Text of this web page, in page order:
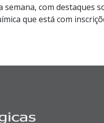
com destaques
que está com